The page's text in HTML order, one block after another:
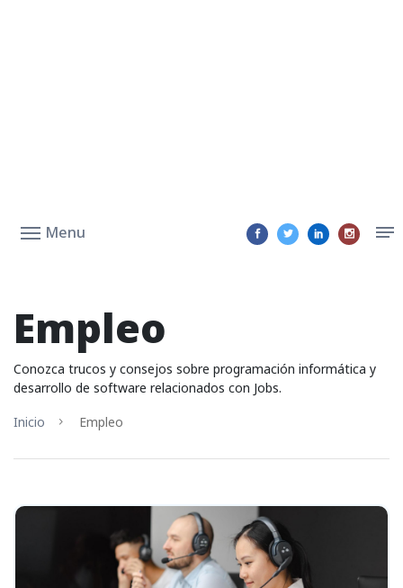
Menu
Empleo
Conozca trucos y consejos sobre programación informática y
desarrollo de software relacionados con Jobs.
Inicio
Empleo